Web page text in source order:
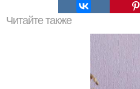
Читайте также